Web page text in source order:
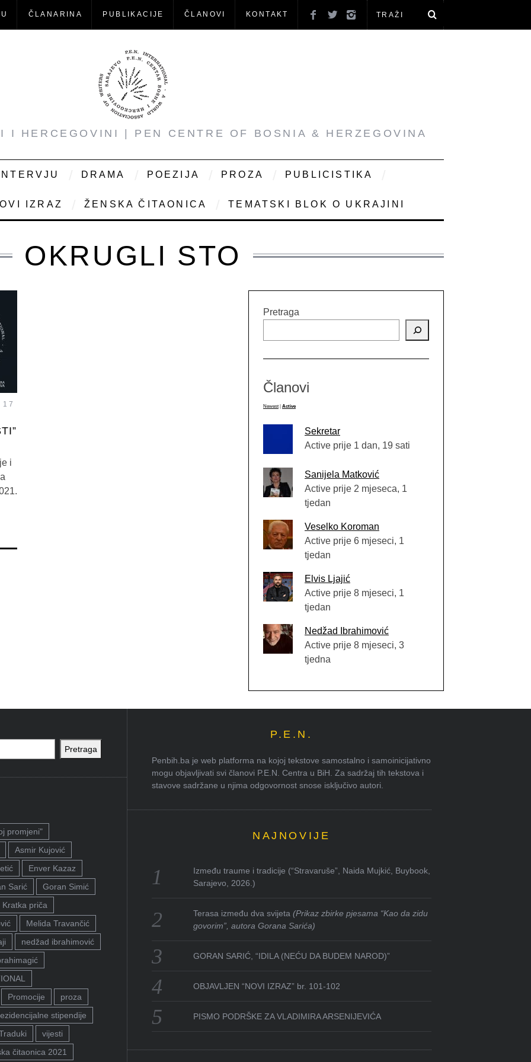
ČLANARINA PUBLIKACIJE ČLANOVI KONTAKT
I HERCEGOVINI | PEN CENTRE OF BOSNIA & HERZEGOVINA
INTERVJU DRAMA POEZIJA PROZA PUBLICISTIKA
IZRAZ ŽENSKA ČITAONICA TEMATSKI BLOK O UKRAJINI
OKRUGLI STO
17
i
Pretraga
Članovi
Newest Active
Sekretar
Active prije 1 dan, 19 sati
Sanijela Matković
Active prije 2 mjeseca, 1
tjedan
Veselko Koroman
Active prije 6 mjeseci, 1
tjedan
Elvis Ljajić
Active prije 8 mjeseci, 1
tjedan
Nedžad Ibrahimović
Active prije 8 mjeseci, 3
tjedna
Pretraga
promjeni"
Asmir Kujović
Enver Kazaz
Sarić
Goran Simić
Kratka priča
Melida Travančić
nedžad ibrahimović
Promocije
proza
stipendije
vijesti
čitaonica 2021
P.E.N.
Penbih.ba je web platforma na kojoj tekstove samostalno i samoinicijativno
mogu objavljivati svi članovi P.E.N. Centra u BiH. Za sadržaj tih tekstova i
stavove sadržane u njima odgovornost snose isključivo autori.
NAJNOVIJE
Između traume i tradicije (“Stravaruše”, Naida Mujkić, Buybook,
Sarajevo, 2026.)
Terasa između dva svijeta(Prikaz zbirke pjesama “Kao da zidu
govorim”, autora Gorana Sarića)
GORAN SARIĆ, “IDILA (NEĆU DA BUDEM NAROD)”
OBJAVLJEN “NOVI IZRAZ” br. 101-102
PISMO PODRŠKE ZA VLADIMIRA ARSENIJEVIĆA